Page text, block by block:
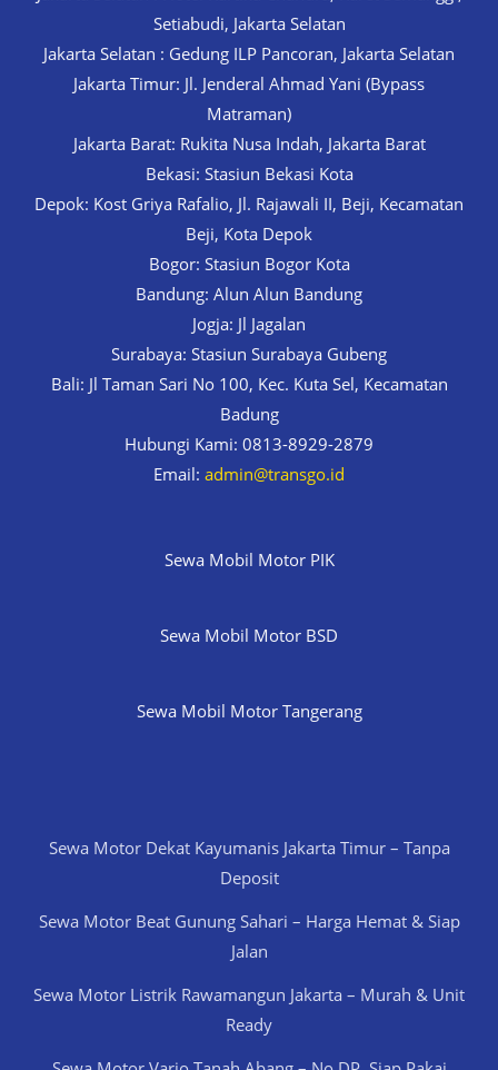
Setiabudi, Jakarta Selatan
Jakarta Selatan : Gedung ILP Pancoran, Jakarta Selatan
Jakarta Timur: Jl. Jenderal Ahmad Yani (Bypass
Matraman)
Jakarta Barat: Rukita Nusa Indah, Jakarta Barat
Bekasi: Stasiun Bekasi Kota
Depok: Kost Griya Rafalio, Jl. Rajawali II, Beji, Kecamatan
Beji, Kota Depok
Bogor: Stasiun Bogor Kota
Bandung: Alun Alun Bandung
Jogja: Jl Jagalan
Surabaya: Stasiun Surabaya Gubeng
Bali: Jl Taman Sari No 100, Kec. Kuta Sel, Kecamatan
Badung
Hubungi Kami: 0813-8929-2879
Email: admin@transgo.id
Sewa Mobil Motor PIK
Sewa Mobil Motor BSD
Sewa Mobil Motor Tangerang
Sewa Motor Dekat Kayumanis Jakarta Timur – Tanpa
Deposit
Sewa Motor Beat Gunung Sahari – Harga Hemat & Siap
Jalan
Sewa Motor Listrik Rawamangun Jakarta – Murah & Unit
Ready